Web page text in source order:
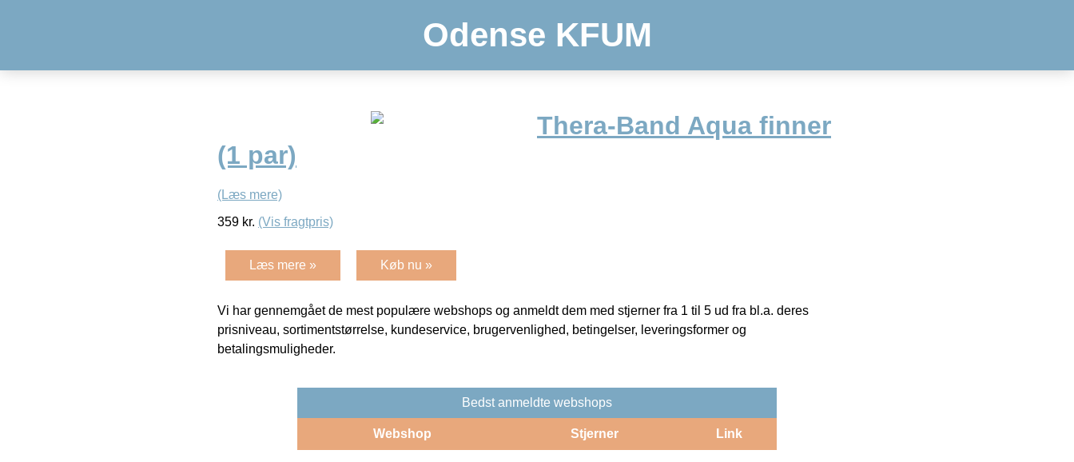
Odense KFUM
Thera-Band Aqua finner
(1 par)
(Læs mere)
359 kr. (Vis fragtpris)
Læs mere » Køb nu »
Vi har gennemgået de mest populære webshops og anmeldt dem med stjerner fra 1 til 5 ud fra bl.a. deres
prisniveau, sortimentstørrelse, kundeservice, brugervenlighed, betingelser, leveringsformer og
betalingsmuligheder.
Bedst anmeldte webshops
Webshop Stjerner Link